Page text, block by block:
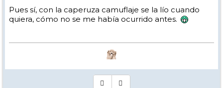
Pues sí, con la caperuza camuflaje se la lío cuando
quiera, cómo no se me había ocurrido antes.